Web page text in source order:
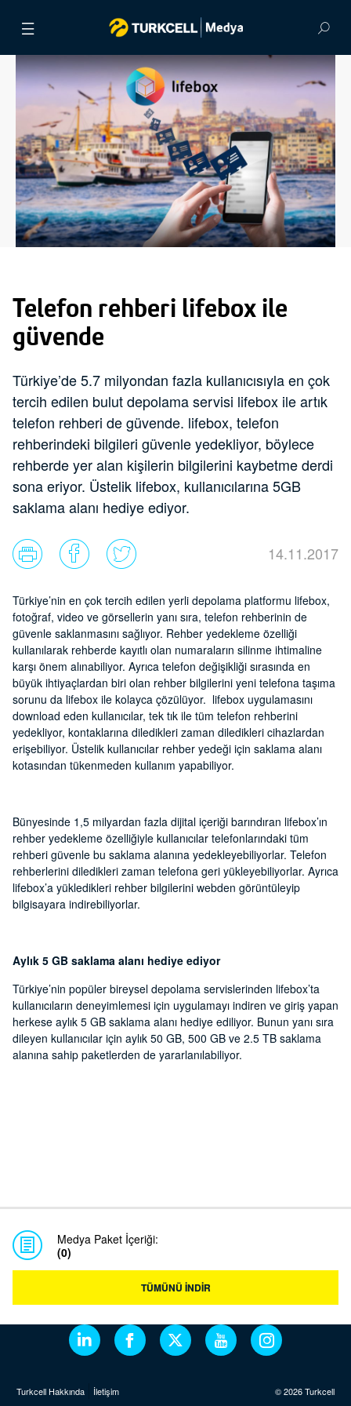
BASIN BÜLTENLERİ
VİDEOLAR
GÖRSEL ARŞİV
İLETİŞİM
Telefon rehberi lifebox ile
güvende
Türkiye’de 5.7 milyondan fazla kullanıcısıyla en çok
tercih edilen bulut depolama servisi lifebox ile artık
telefon rehberi de güvende. lifebox, telefon
rehberindeki bilgileri güvenle yedekliyor, böylece
rehberde yer alan kişilerin bilgilerini kaybetme derdi
sona eriyor. Üstelik lifebox, kullanıcılarına 5GB
saklama alanı hediye ediyor.
14.11.2017
Türkiye’nin en çok tercih edilen yerli depolama platformu lifebox,
fotoğraf, video ve görsellerin yanı sıra, telefon rehberinin de
güvenle saklanmasını sağlıyor. Rehber yedekleme özelliği
kullanılarak rehberde kayıtlı olan numaraların silinme ihtimaline
karşı önem alınabiliyor. Ayrıca telefon değişikliği sırasında en
büyük ihtiyaçlardan biri olan rehber bilgilerini yeni telefona taşıma
sorunu da lifebox ile kolayca çözülüyor. lifebox uygulamasını
download eden kullanıcılar, tek tık ile tüm telefon rehberini
yedekliyor, kontaklarına diledikleri zaman diledikleri cihazlardan
erişebiliyor. Üstelik kullanıcılar rehber yedeği için saklama alanı
kotasından tükenmeden kullanım yapabiliyor.
Bünyesinde 1,5 milyardan fazla dijital içeriği barındıran lifebox’ın
rehber yedekleme özelliğiyle kullanıcılar telefonlarındaki tüm
rehberi güvenle bu saklama alanına yedekleyebiliyorlar. Telefon
rehberlerini diledikleri zaman telefona geri yükleyebiliyorlar. Ayrıca
lifebox’a yükledikleri rehber bilgilerini webden görüntüleyip
bilgisayara indirebiliyorlar.
Aylık 5 GB saklama alanı hediye ediyor
Türkiye’nin popüler bireysel depolama servislerinden lifebox’ta
kullanıcıların deneyimlemesi için uygulamayı indiren ve giriş yapan
herkese aylık 5 GB saklama alanı hediye ediliyor. Bunun yanı sıra
dileyen kullanıcılar için aylık 50 GB, 500 GB ve 2.5 TB saklama
alanına sahip paketlerden de yararlanılabiliyor.
Medya Paket İçeriği:
(0)
TÜMÜNÜ İNDİR
Turkcell Hakkında İletişim © 2026 Turkcell